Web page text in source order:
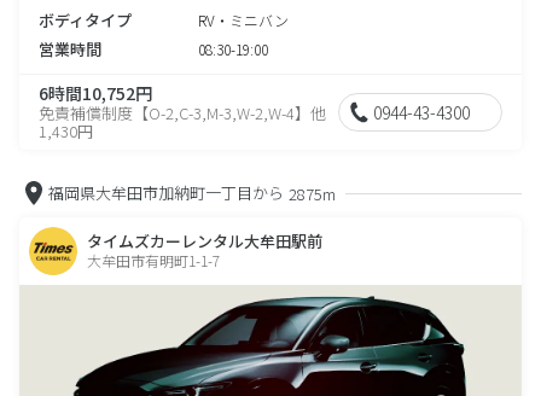
ボディタイプ RV・ミニバン
営業時間 08:30-19:00
6時間10,752円
免責補償制度【O-2,C-3,M-3,W-2,W-4】他
1,430円
0944-43-4300
福岡県大牟田市加納町一丁目から 2875m
タイムズカーレンタル大牟田駅前
大牟田市有明町1-1-7